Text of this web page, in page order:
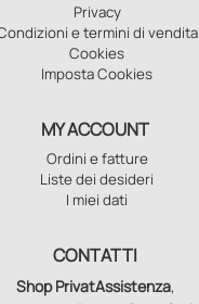
Privacy
e termini di vendita
Cookies
Imposta Cookies
MY ACCOUNT
Ordini e fatture
Liste dei desideri
I miei dati
CONTATTI
Shop PrivatAssistenza,